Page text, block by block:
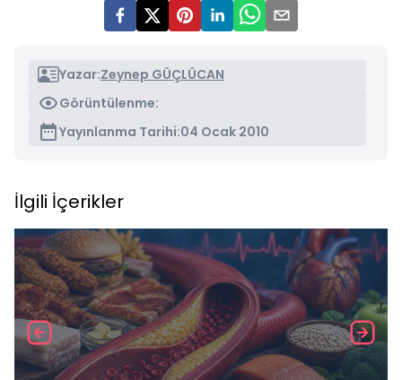
Yazar:Zeynep GÜÇLÜCAN
Görüntülenme:
Yayınlanma Tarihi:04 Ocak 2010
İlgili İçerikler